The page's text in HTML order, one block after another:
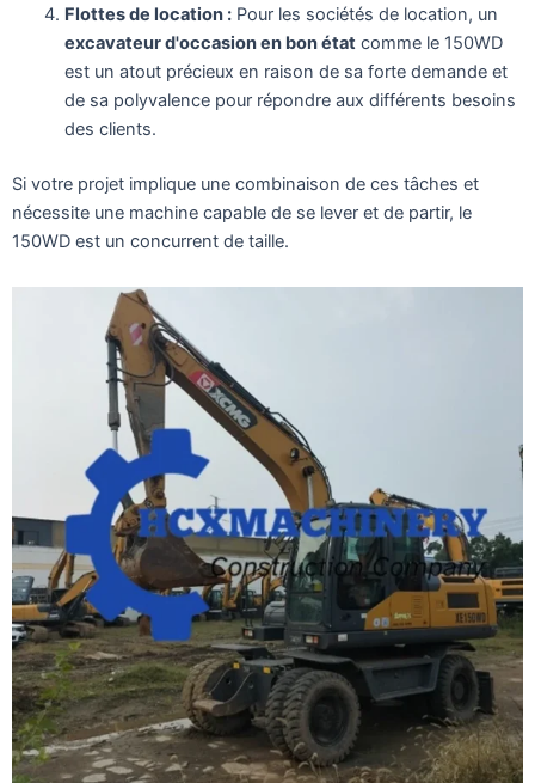
Flottes de location :Pour les sociétés de location, un
excavateur d'occasion en bon étatcomme le 150WD
est un atout précieux en raison de sa forte demande et
de sa polyvalence pour répondre aux différents besoins
des clients.
Si votre projet implique une combinaison de ces tâches et
nécessite une machine capable de se lever et de partir, le
150WD est un concurrent de taille.